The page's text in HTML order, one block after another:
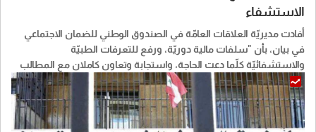
الاستشفاء
أفادت مديريّة العلاقات العامّة في الصندوق الوطني للضمان الاجتماعي
في بيان، بأن "سلفات مالية دوريّة، ورفع للتعرفات الطبيّة
والاستشفائيّة كلّما دعت الحاجة، واستجابة وتعاون كاملان مع المطالب
المحقّة، هذه هي المقاربة الإيجابية التي حرصت إدارة الصندوق على
اعتمادها في علاقتها مع القطاع الاستشفائي في لبنان، حرصاً منها على
ضمان استمرارية تقديم الرعاية الصحية اللائقة للمرضى المضمونين".